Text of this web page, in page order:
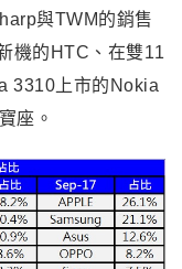
與TWM的銷售
機的HTC、在雙11
3310上市的Nokia
座。